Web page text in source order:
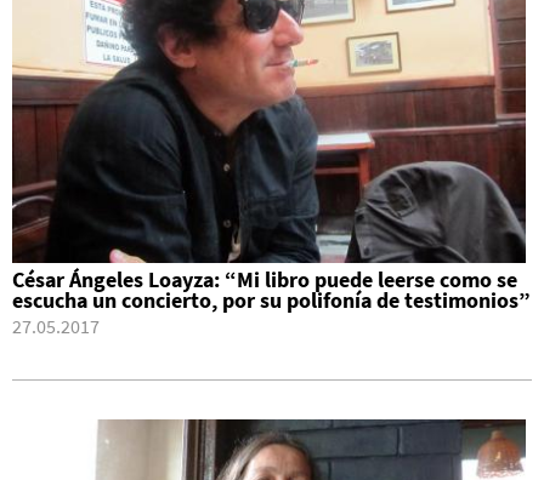
César Ángeles Loayza: “Mi libro puede leerse como se
escucha un concierto, por su polifonía de testimonios”
27.05.2017